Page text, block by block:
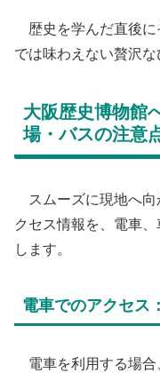
歴史を学んだ直後に
では味わえない贅沢な
大阪歴史博物館
場・バスの注意
スムーズに現地へ向
クセス情報を、電車
します。
電車でのアクセス
電車を利用する場合